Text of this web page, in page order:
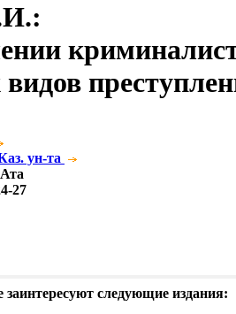
:
ун-та
27
следующие издания: